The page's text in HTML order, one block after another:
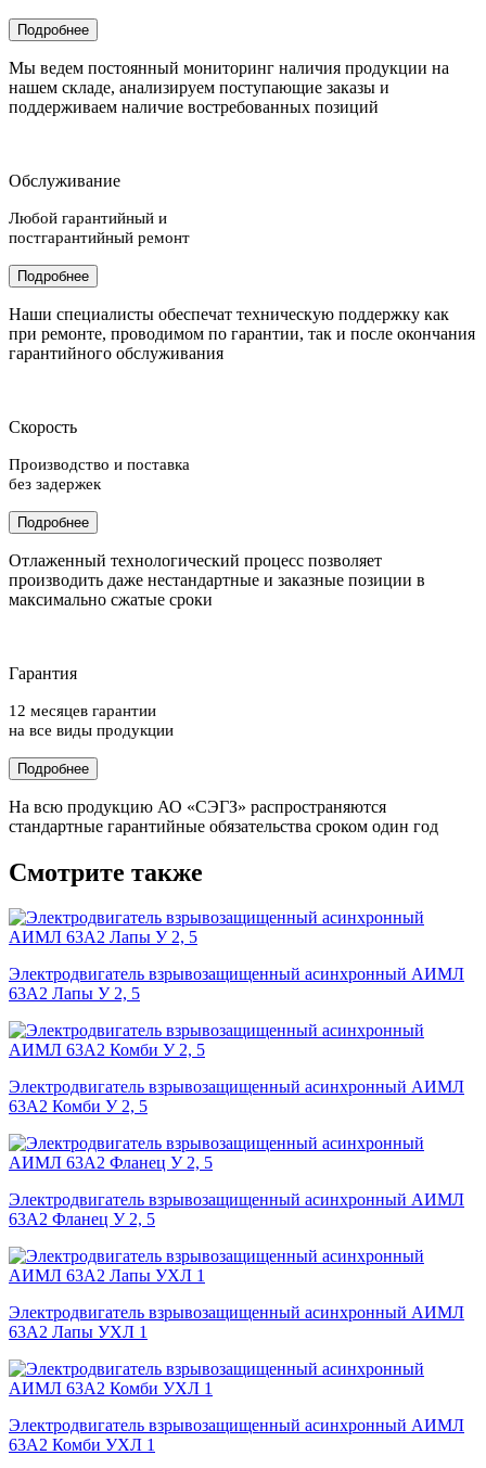
Подробнее
Мы ведем постоянный мониторинг наличия продукции на
нашем складе, анализируем поступающие заказы и
поддерживаем наличие востребованных позиций
Обслуживание
Любой гарантийный и
постгарантийный ремонт
Подробнее
Наши специалисты обеспечат техническую поддержку как
при ремонте, проводимом по гарантии, так и после окончания
гарантийного обслуживания
Скорость
Производство и поставка
без задержек
Подробнее
Отлаженный технологический процесс позволяет
производить даже нестандартные и заказные позиции в
максимально сжатые сроки
Гарантия
12 месяцев гарантии
на все виды продукции
Подробнее
На всю продукцию АО «СЭГЗ» распространяются
стандартные гарантийные обязательства сроком один год
Смотрите также
Электродвигатель взрывозащищенный асинхронный АИМЛ
63А2 Лапы У 2, 5
Электродвигатель взрывозащищенный асинхронный АИМЛ
63А2 Комби У 2, 5
Электродвигатель взрывозащищенный асинхронный АИМЛ
63А2 Фланец У 2, 5
Электродвигатель взрывозащищенный асинхронный АИМЛ
63А2 Лапы УХЛ 1
Электродвигатель взрывозащищенный асинхронный АИМЛ
63А2 Комби УХЛ 1